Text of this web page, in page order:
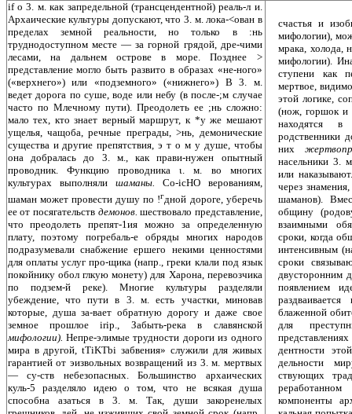
if о 3. м. как запредельной (трансцендентной) реаль-л и.
Архаические культуры допускают, что 3. м. лока-<ован в
пределах земной реальности, но только в :нь
труднодоступном месте — за горной грядой, дре-чими
лесами, на дальнем острове в море. Позднее >
представление могло быть развито в образах «не-ного»
(«верхнего») или «подземного» («нижнего») В 3. м.
ведет дорога по суше, воде или небу (в после-;м случае
часто по Млечному пути). Преодолеть ее ;нь сложно:
мало тех, кто знает верный маршрут, к *у же мешают
ущелья, чащоба, речные преграды, >нь, демонические
существа и другие препятствия, э т о м у душе, чтобы
она добралась до 3. м., как прави-нужен опытный
проводник. Функцию проводника ι. м. во многих
культурах выполняли шаманы. Со-icHO верованиям,
шаман может провести душу по !гдной дороге, уберечь
ее от посягательств демонов.шествовало представление,
что преодолеть препят-1ия можно за определенную
плату, поэтому погребаль-е обряды многих народов
подразумевали снабжение ершего некими ценностями
для оплаты услуг про-щика (напр., греки клали под язык
покойнику обол глкую монету) для Харона, перевозчика
по подзем-й реке). Многие культуры разделяли
убеждение, что пути в 3. м. есть участки, миновав
которые, душа за-вает обратную дорогу и даже свое
земное прошлое irip., Забыть-река в славянской
мифологии).Непре-элимые трудности дороги из одного
мира в другой, tTiKTbi забвения» служили для живых
гарантией от эизвольных возвращений из 3. м. мертвых
— су-ств небезопасных. Большинство архаических
куль-5 разделяло идею о том, что не всякая душа
способна азаться в 3. м. Так, души закоренелых
счастья и
мифологии),
мрака, холода,
мифологии).
ступени как
мертвое,
этой логике,
(нож, горшок и
находятся в
родственники
них
насельники 3.
или
через
шаманов).
общину
взаимными
сроки, когда
интен­сивным
сроки
двусторонним
появлением
блаженной
для
дентности
дельности
ствующих
компоненты